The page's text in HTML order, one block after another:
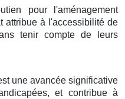
pour l'aménagement
attribue à l'accessibilité de
tenir compte de leurs
une avancée significative
et contribue à